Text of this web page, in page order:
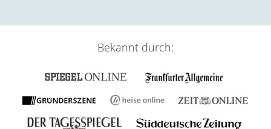
Bekannt durch: